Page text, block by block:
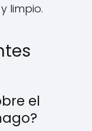
limpio.
el